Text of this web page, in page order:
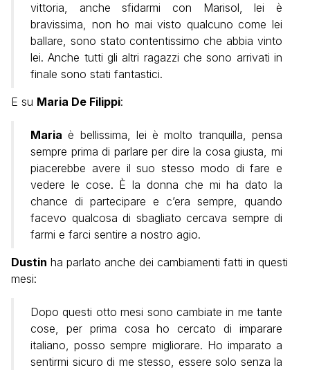
vittoria, anche sfidarmi con Marisol, lei è
bravissima, non ho mai visto qualcuno come lei
ballare, sono stato contentissimo che abbia vinto
lei. Anche tutti gli altri ragazzi che sono arrivati in
finale sono stati fantastici.
E su Maria De Filippi:
Maria è bellissima, lei è molto tranquilla, pensa
sempre prima di parlare per dire la cosa giusta, mi
piacerebbe avere il suo stesso modo di fare e
vedere le cose. È la donna che mi ha dato la
chance di partecipare e c’era sempre, quando
facevo qualcosa di sbagliato cercava sempre di
farmi e farci sentire a nostro agio.
Dustin ha parlato anche dei cambiamenti fatti in questi
mesi:
Dopo questi otto mesi sono cambiate in me tante
cose, per prima cosa ho cercato di imparare
italiano, posso sempre migliorare. Ho imparato a
sentirmi sicuro di me stesso, essere solo senza la